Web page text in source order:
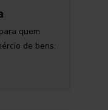
quem
de bens,